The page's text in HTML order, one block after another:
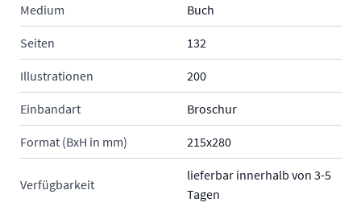
Medium Buch
Seiten 132
Illustrationen 200
Einbandart Broschur
Format (BxH in mm) 215x280
Verfügbarkeit
lieferbar innerhalb von 3-5
Tagen